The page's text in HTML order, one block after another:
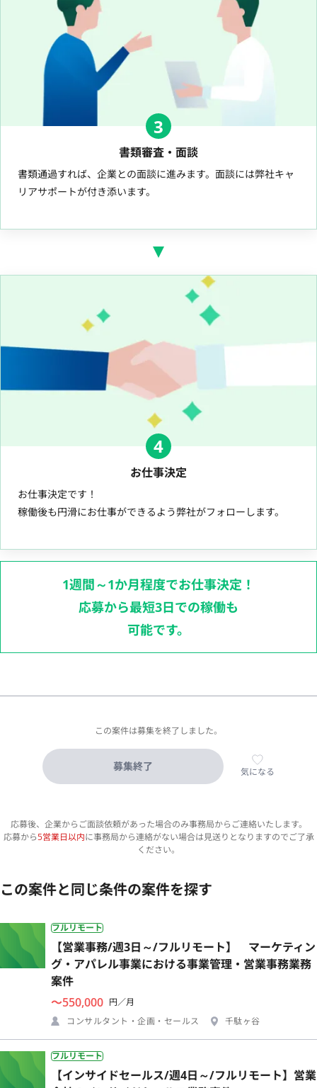
3
書類審査・面談
書類通過すれば、企業との面談に進みます。面談には弊社キャ
リアサポートが付き添います。
4
お仕事決定
お仕事決定です！
稼働後も円滑にお仕事ができるよう弊社がフォローします。
1週間～1か月程度でお仕事決定！
応募から最短3日での稼働も
可能です。
この案件は募集を終了しました。
募集終了 気になる
応募後、企業からご面談依頼があった場合のみ事務局からご連絡いたします。
応募から5営業日以内に事務局から連絡がない場合は見送りとなりますのでご了承
ください。
この案件と同じ条件の案件を探す
フルリモート
【営業事務/週3日～/フルリモート】 マーケティン
グ・アパレル事業における事業管理・営業事務業務
案件
〜550,000 円／月
コンサルタント・企画・セールス
千駄ヶ谷
フルリモート
【インサイドセールス/週4日～/フルリモート】営業